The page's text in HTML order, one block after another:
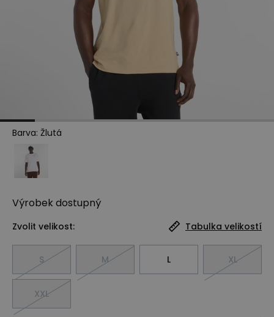
Barva: Žlutá
Výrobek dostupný
Zvolit velikost: Tabulka velikostí
S M L XL
XXL